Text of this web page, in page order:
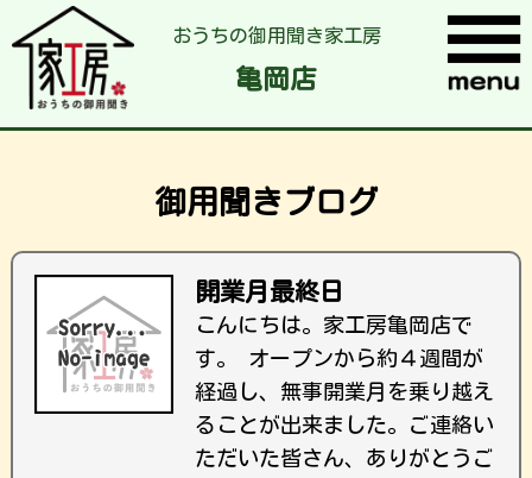
おうちの御用聞き家工房
亀岡店
御用聞きブログ
開業月最終日
こんにちは。家工房亀岡店で
す。 オープンから約４週間が
経過し、無事開業月を乗り越え
ることが出来ました。ご連絡い
ただいた皆さん、ありがとうご